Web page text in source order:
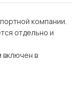
компании.
отдельно и
в